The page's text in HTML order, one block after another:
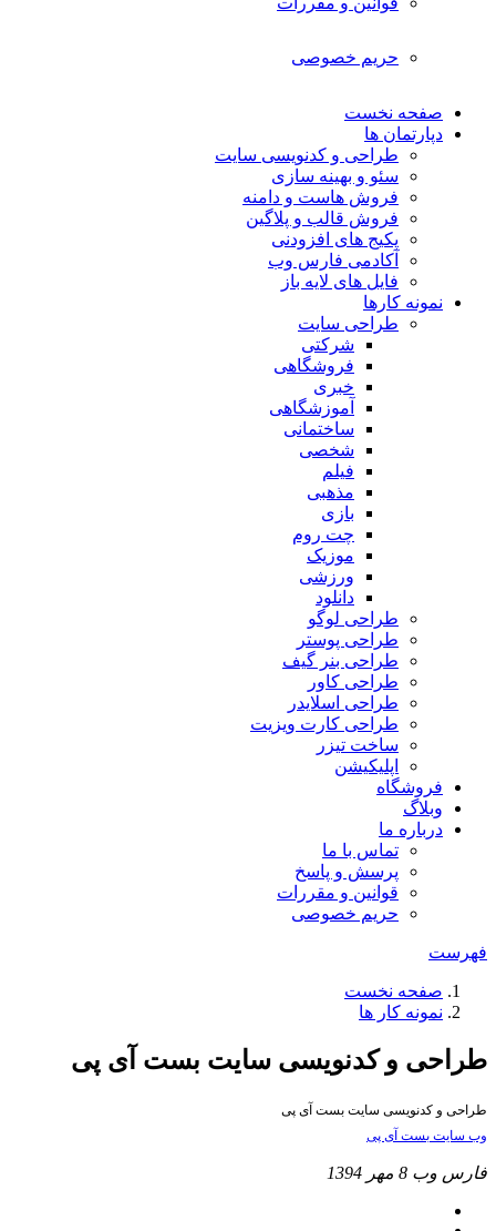
حریم خصوصی
صفحه نخست
دپارتمان ها
طراحی و کدنویسی سایت
سئو و بهینه سازی
فروش هاست و دامنه
فروش قالب و پلاگین
پکیج های افزودنی
آکادمی فارس وب
فایل های لایه باز
نمونه کارها
طراحی سایت
شرکتی
فروشگاهی
خبری
آموزشگاهی
ساختمانی
شخصی
فیلم
مذهبی
بازی
چت روم
موزیک
ورزشی
دانلود
طراحی لوگو
طراحی پوستر
طراحی بنر گیف
طراحی کاور
طراحی اسلایدر
طراحی کارت ویزیت
ساخت تیزر
اپلیکیشن
فروشگاه
وبلاگ
درباره ما
تماس با ما
پرسش و پاسخ
قوانین و مقررات
حریم خصوصی
فهرست
صفحه نخست
نمونه کار ها
طراحی و کدنویسی سایت بست آی پی
طراحی و کدنویسی سایت بست آی پی
وب سایت بست آی پی
فارس وب 8 مهر 1394